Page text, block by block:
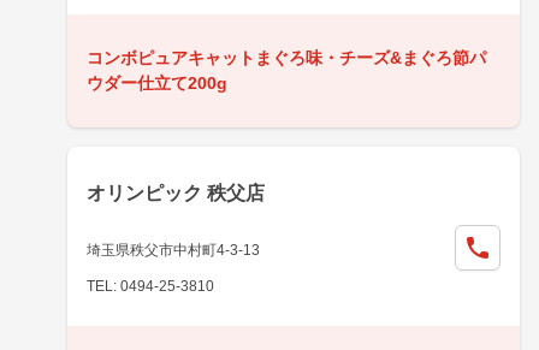
コンボピュアキャットまぐろ味・チーズ&まぐろ節パ
ウダー仕立て200g
オリンピック 秩父店
埼玉県秩父市中村町4-3-13
TEL: 0494-25-3810